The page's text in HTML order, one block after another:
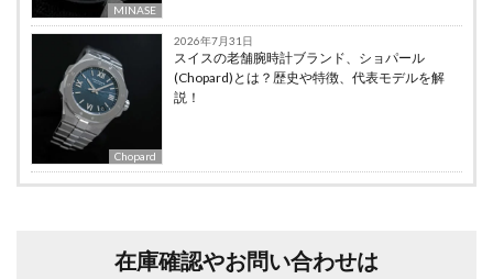
MINASE
Chopard
2026年7月31日
スイスの老舗腕時計ブランド、ショパール
(Chopard)とは？歴史や特徴、代表モデルを解
説！
在庫確認やお問い合わせは